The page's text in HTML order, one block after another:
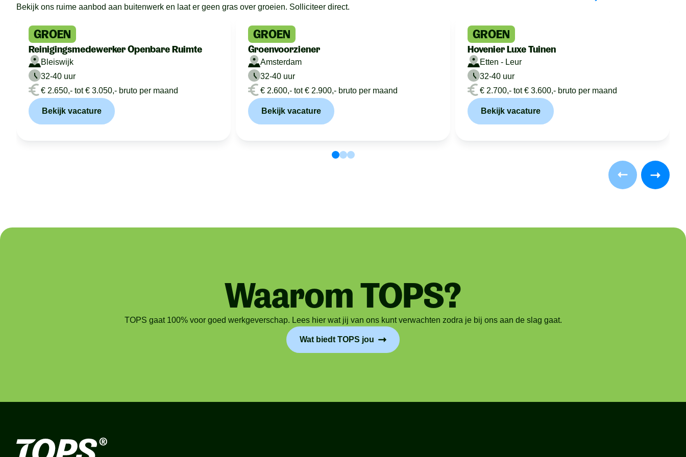
Bekijk ons ruime aanbod aan buitenwerk en laat er geen gras over groeien. Solliciteer direct.
GROEN
Reinigingsmedewerker Openbare Ruimte
Bleiswijk
32-40 uur
€ 2.650,- tot € 3.050,- bruto per maand
Bekijk vacature
GROEN
Groenvoorziener
Amsterdam
32-40 uur
€ 2.600,- tot € 2.900,- bruto per maand
Bekijk vacature
GROEN
Hovenier Luxe Tuinen
Etten - Leur
32-40 uur
€ 2.700,- tot € 3.600,- bruto per maand
Bekijk vacature
Waarom TOPS?
TOPS gaat 100% voor goed werkgeverschap. Lees hier wat jij van ons kunt verwachten zodra je bij ons aan de slag gaat.
Wat biedt TOPS jou